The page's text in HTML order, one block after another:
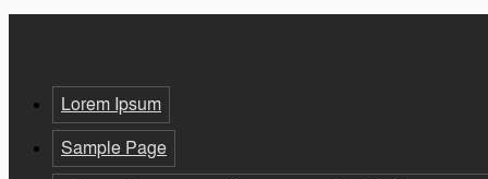
Lorem Ipsum
Sample Page